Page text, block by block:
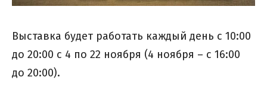
Выставка будет работать каждый день с 10:00
до 20:00 с 4 по 22 ноября (4 ноября – с 16:00
до 20:00).